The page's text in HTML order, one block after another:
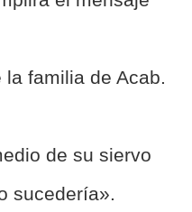
la familia de Acab.
de su siervo
sucedería».